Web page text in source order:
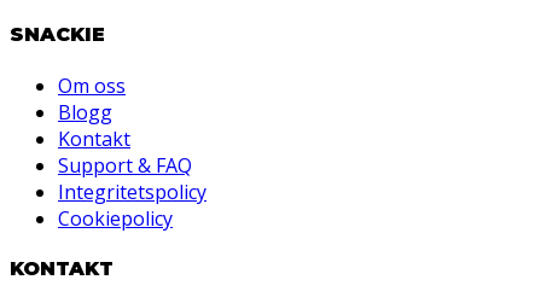
SNACKIE
Om oss
Blogg
Kontakt
Support & FAQ
Integritetspolicy
Cookiepolicy
KONTAKT